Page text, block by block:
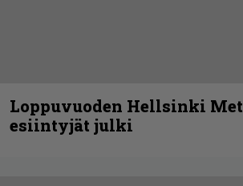
Loppuvuoden Hellsinki
esiintyjät julki